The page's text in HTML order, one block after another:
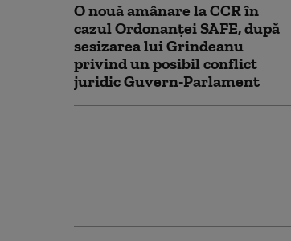
O nouă amânare la CCR în
cazul Ordonanței SAFE, după
sesizarea lui Grindeanu
privind un posibil conflict
juridic Guvern-Parlament